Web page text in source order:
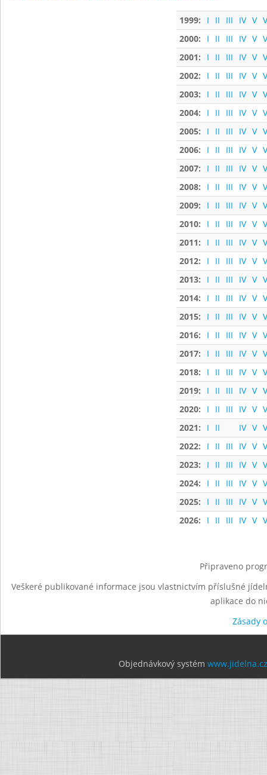
1999: I II III IV V
2000:
I II III IV V
2001:
I II III IV V
2002:
I II III IV V
2003:
I II III IV V
2004:
I II III IV V
2005:
I II III IV V
2006:
I II III IV V
2007:
I II III IV V
2008:
I II III IV V
2009:
I II III IV V
2010:
I II III IV V
2011:
I II III IV V
2012:
I II III IV V
2013:
I II III IV V
2014:
I II III IV V
2015:
I II III IV V
2016:
I II III IV V
2017:
I II III IV V
2018:
I II III IV V
2019:
I II III IV V
2020:
I II III IV V
2021:
I II IV V
2022:
I II III IV V
2023:
I II III IV V
2024:
I II III IV V
2025:
I II III IV V
2026:
I II III IV V
Připraveno
Veškeré publikované informace jsou vlastnictvím příslušné
aplikace do
Zásady
Objednávkový systém www.jidelna.cz